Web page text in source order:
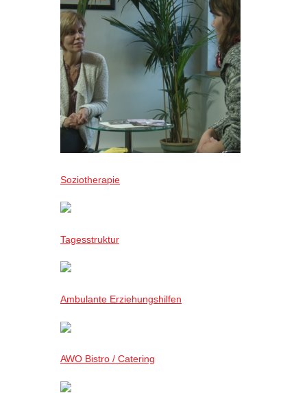
Soziotherapie
Tagesstruktur
Ambulante Erziehungshilfen
AWO Bistro / Catering